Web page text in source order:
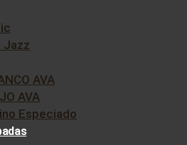
Jazz
AVA
AVA
Especiado